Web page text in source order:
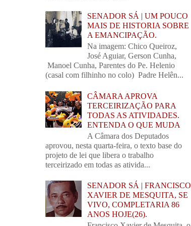
SENADOR SÁ | UM POUCO
MAIS DE HISTORIA SOBRE
A EMANCIPAÇÃO.
Na imagem: Chico Queiroz,
José Aguiar, Gerson Cunha,
Manoel Cunha, Parentes do Pe. Helenio
(casal com filhinho no colo) Padre Helên...
CÂMARA APROVA
TERCEIRIZAÇÃO PARA
TODAS AS ATIVIDADES.
ENTENDA O QUE MUDA
A Câmara dos Deputados
aprovou, nesta quarta-feira, o texto base do
projeto de lei que libera o trabalho
terceirizado em todas as ativida...
SENADOR SÁ | FRANCISCO
XAVIER DE MESQUITA, SE
VIVO, COMPLETARIA 86
ANOS HOJE(26).